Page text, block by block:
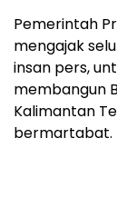
Pemerintah
mengajak
insan pers,
membangun
Kalimantan